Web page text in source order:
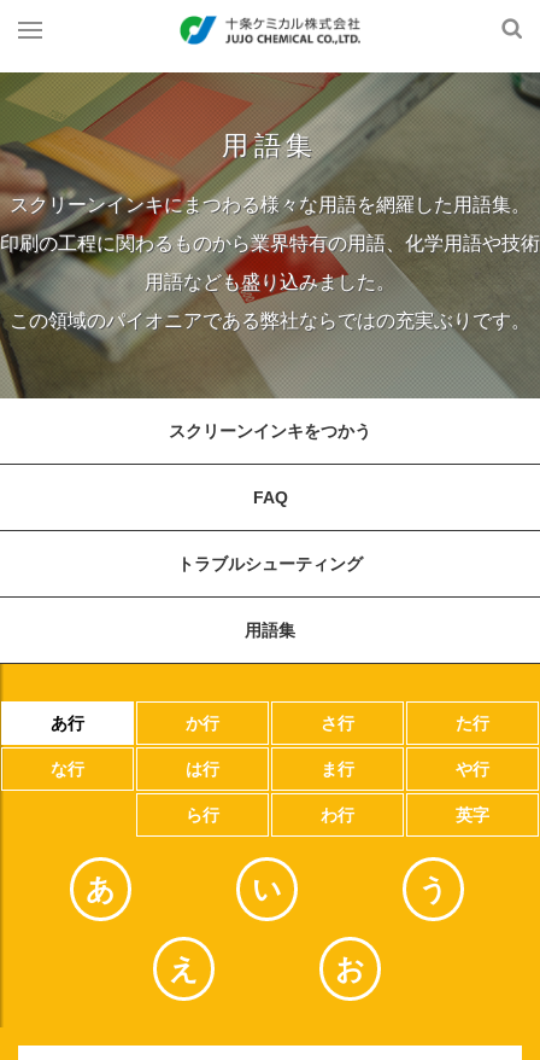
用語集
スクリーンインキにまつわる様々な用語を網羅した用語集。
印刷の工程に関わるものから業界特有の用語、化学用語や技術
用語なども盛り込みました。
この領域のパイオニアである弊社ならではの充実ぶりです。
スクリーンインキをつかう
FAQ
トラブルシューティング
用語集
あ行 か行 さ行 た行
な行 は行 ま行 や行
ら行 わ行 英字
あ い う
え お